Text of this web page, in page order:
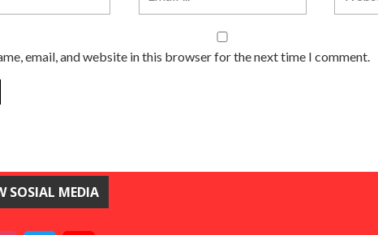
email, and website in this browser for the next time I comment.
SOSIAL MEDIA